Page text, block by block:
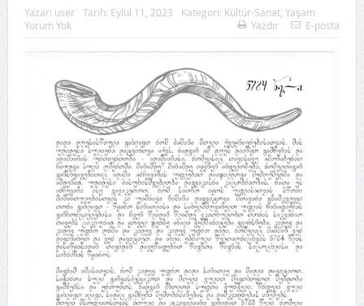
Yazar: user Tarih: Eylül 11, 2023 Kategori: Kültür-Sanat, Yaşam
Yorum Yok
Yazdır E-posta